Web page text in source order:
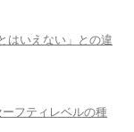
はいえない」との違
ーフティレベルの種